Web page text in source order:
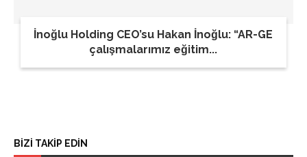
İnoğlu Holding CEO’su Hakan İnoğlu: “AR-GE
çalışmalarımız eğitim...
BİZİ TAKİP EDİN